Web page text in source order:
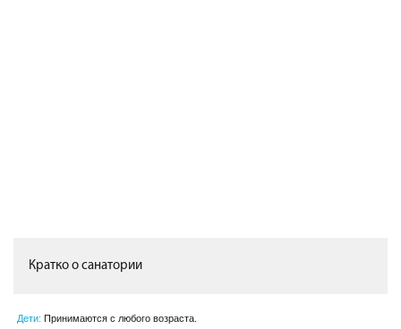
Кратко о санатории
Дети: Принимаются с любого возраста.